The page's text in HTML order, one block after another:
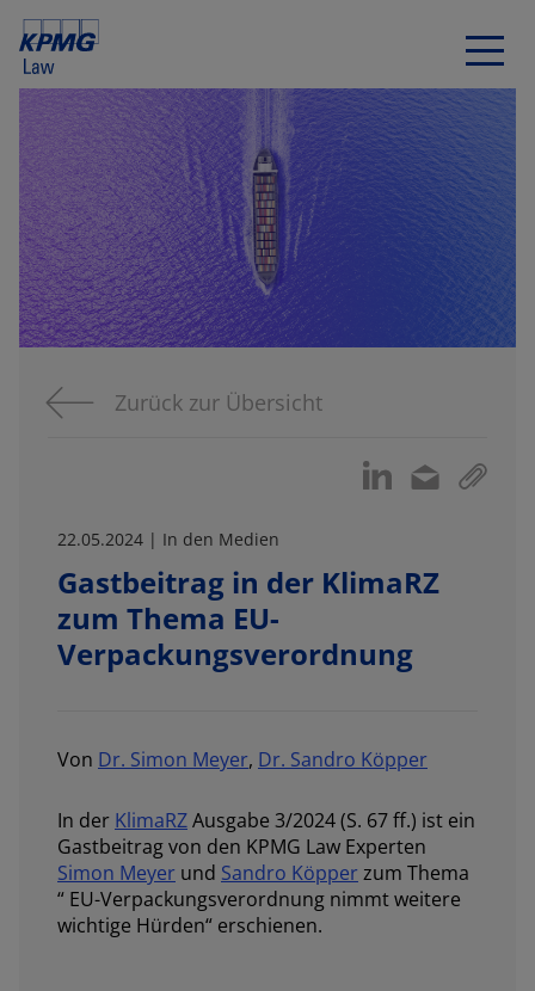
Zurück zur Übersicht
22.05.2024 | In den Medien
Gastbeitrag in der KlimaRZ
zum Thema EU-
Verpackungsverordnung
Von Dr. Simon Meyer, Dr. Sandro Köpper
In der KlimaRZAusgabe 3/2024 (S. 67 ff.) ist ein
Gastbeitrag von den KPMG Law Experten
Simon Meyer und Sandro Köpperzum Thema
“ EU-Verpackungsverordnung nimmt weitere
wichtige Hürden“ erschienen.